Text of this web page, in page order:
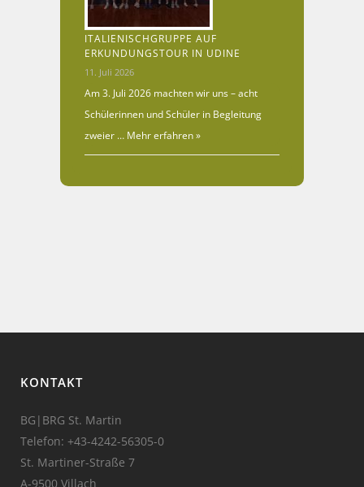
ITALIENISCHGRUPPE AUF
ERKUNDUNGSTOUR IN UDINE
11. Juli 2026
Am 3. Juli 2026 machten wir uns – acht
Schülerinnen und Schüler in Begleitung
zweier … Mehr erfahren »
KONTAKT
BG|BRG St. Martin
Telefon: +43-4242-56305-0
St. Martiner-Straße 7
A-9500 Villach